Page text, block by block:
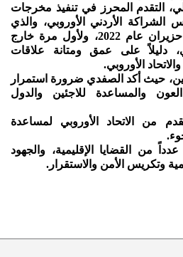
التقدم المحرز في تنفيذ مخرجات
الشراكة الأردني الأوروبي، والذي
عقد في البحر الميت في حزيران عام 2022، ولأول مرة خارج
دليلاً على عمق ومتانة علاقات
الأوروبي.
حيث أكد الصفدي ضرورة استمرار
والمساعدة للاجئين والدول
من الاتحاد الأوروبي لمساعدة
من القضايا الإقليمية، والجهود
وتكريس الأمن والاستقرار.